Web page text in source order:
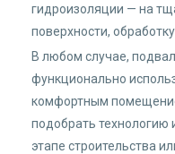
гидроизоляции — на
поверхности,
В любом случае,
функционально
комфортным
подобрать
этапе строительства